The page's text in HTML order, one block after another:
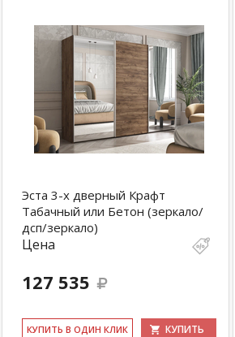
Эста 3-х дверный Крафт
Табачный или Бетон (зеркало/
дсп/зеркало)
Цена
127 535
КУ­ПИТЬ В ОДИН КЛИК КУПИТЬ